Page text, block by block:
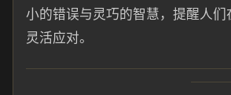
小的错误与灵巧的智慧，提醒人们
灵活应对。